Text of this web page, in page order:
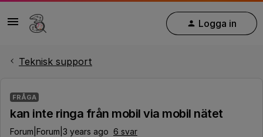
Logga in
Teknisk support
FRÅGA
kan inte ringa från mobil via mobil nätet
Forum|Forum|3 years ago 6 svar